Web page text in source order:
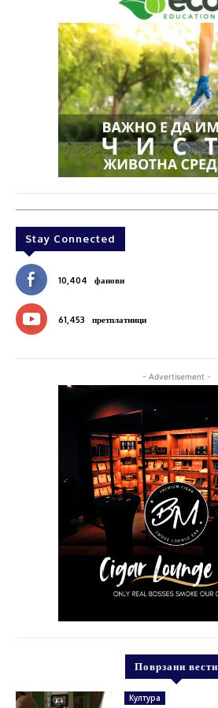
Stay Connected
10,404 фанови
61,453 претплатници
- Advertisement -
Поврзани вести
Култура